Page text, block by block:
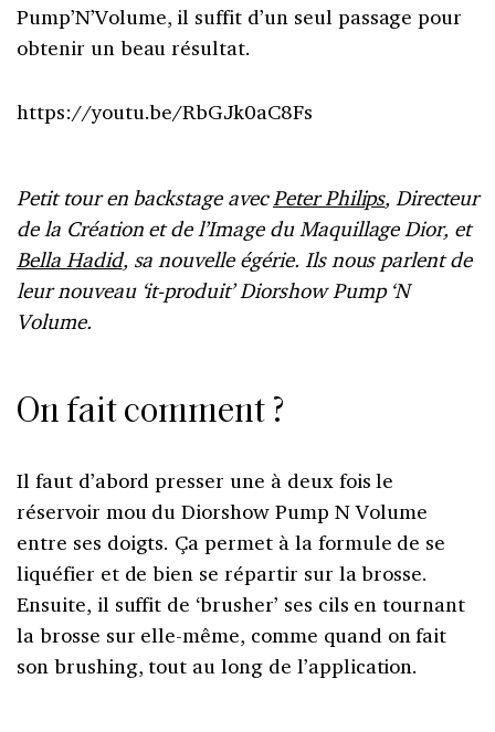
Pump’N’Volume, il suffit d’un seul passage pour
obtenir un beau résultat.
https://youtu.be/RbGJk0aC8Fs
Petit tour en backstage avecPeter Philips, Directeur
de la Création et de l’Image du Maquillage Dior, et
Bella Hadid, sa nouvelle égérie. Ils nous parlent de
leur nouveau ‘it-produit’ Diorshow Pump ‘N
Volume.
On fait comment ?
Il faut d’abord presser une à deux fois le
réservoir mou du Diorshow Pump N Volume
entre ses doigts. Ça permet à la formule de se
liquéfier et de bien se répartir sur la brosse.
Ensuite, il suffit de ‘brusher’ ses cils en tournant
la brosse sur elle-même, comme quand on fait
son brushing, tout au long de l’application.